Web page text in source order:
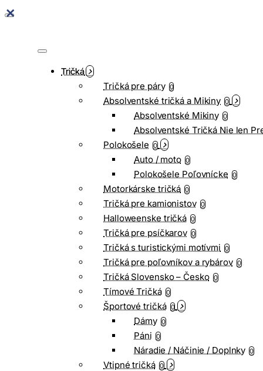
Tričká
Tričká pre páry 0
Absolventské tričká a Mikiny 0
Absolventské Mikiny 0
Absolventské Tričká Nie len
Polokošele 0
Auto / moto 0
Polokošele Poľovnícke 0
Motorkárske tričká 0
Tričká pre kamionistov 0
Halloweenske tričká 0
Tričká pre psíčkarov 0
Tričká s turistickými motívmi 0
Tričká pre poľovníkov a rybárov 0
Tričká Slovensko – Česko 0
Tímové Tričká 0
Športové tričká 0
Dámy 0
Páni 0
Náradie / Náčinie / Doplnky 0
Vtipné tričká 0